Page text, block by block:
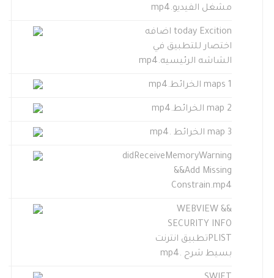
مشغل الفيديو.mp4
today Excition اضافه
اختصار للتطبيق في
الشاشه الرئيسيه.mp4
maps 1 الخرائط.mp4
map 2 الخرائط.mp4
map 3 الخرائط .mp4
didReceiveMemoryWarning
&&Add Missing
Constrain.mp4
WEBVIEW &&
SECURITY INFO
PLISTتطبيق انترنت
بسيط شرح .mp4